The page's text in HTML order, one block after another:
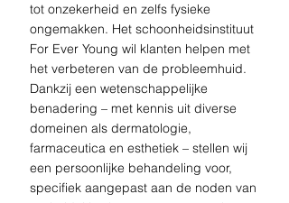
tot onzekerheid en zelfs fysieke
ongemakken. Het schoonheidsinstituut
For Ever Young wil klanten helpen met
het verbeteren van de probleemhuid.
Dankzij een wetenschappelijke
benadering – met kennis uit diverse
domeinen als dermatologie,
farmaceutica en esthetiek – stellen wij
een persoonlijke behandeling voor,
specifiek aangepast aan de noden van